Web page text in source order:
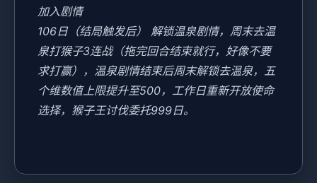
加入剧情
106日（结局触发后） 解锁温泉剧情，周末去温
泉打猴子3连战（拖完回合结束就行，好像不要
求打赢），温泉剧情结束后周末解锁去温泉，五
个维数值上限提升至500，工作日重新开放使命
选择，猴子王讨伐委托999日。